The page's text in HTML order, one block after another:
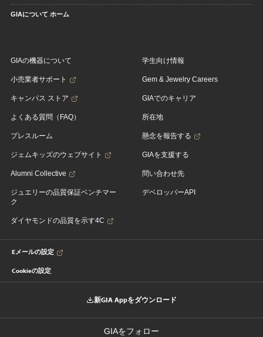
GIAについて ホーム
GIAの機器について
小売業者サポート
キャンパス ストア
よくある質問（FAQ）
プレスルーム
ジェムキッズのウェブサイト
Alumni Collective
ジュエリーの品質保証ベンチマー
ク
ダイヤモンドの品質を示す4C
学生向け情報
Gem & Jewelry Careers
GIAでのキャリア
所在地
懸念を報告する
GIAを支援する
問い合わせ先
デベロッパーAPI
Eメールの設定
Cookieの設定
新GIA Appをダウンロード
GIAをフォロー